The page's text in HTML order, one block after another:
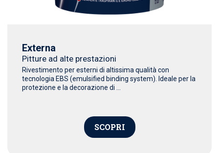
Externa
Pitture ad alte prestazioni
Rivestimento per esterni di altissima qualità con
tecnologia EBS (emulsified binding system). Ideale per la
protezione e la decorazione di ...
SCOPRI